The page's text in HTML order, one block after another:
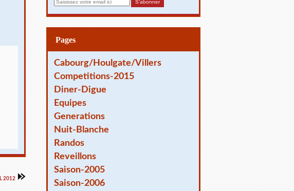
2012
a
i
Pages
Cabourg/Houlgate/Villers
Competitions-2015
Diner-Digue
Equipes
Generations
Nuit-Blanche
Randos
Reveillons
Saison-2005
Saison-2006